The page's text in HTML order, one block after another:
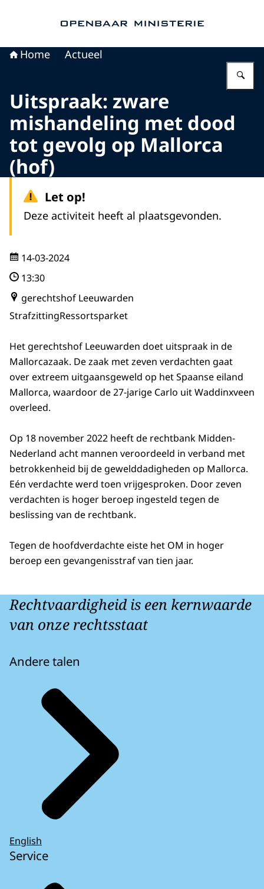
Home Actueel
Uitspraak: zware
mishandeling met dood
tot gevolg op Mallorca
(hof)
Let op!
Deze activiteit heeft al plaatsgevonden.
14-03-2024
13:30
gerechtshof Leeuwarden
StrafzittingRessortsparket
Het gerechtshof Leeuwarden doet uitspraak in de
Mallorcazaak. De zaak met zeven verdachten gaat
over extreem uitgaansgeweld op het Spaanse eiland
Mallorca, waardoor de 27-jarige Carlo uit Waddinxveen
overleed.
Op 18 november 2022 heeft de rechtbank Midden-
Nederland acht mannen veroordeeld in verband met
betrokkenheid bij de gewelddadigheden op Mallorca.
Eén verdachte werd toen vrijgesproken. Door zeven
verdachten is hoger beroep ingesteld tegen de
beslissing van de rechtbank.
Tegen de hoofdverdachte eiste het OM in hoger
beroep een gevangenisstraf van tien jaar.
Rechtvaardigheid is een kernwaarde
van onze rechtsstaat
Andere talen
English
Service